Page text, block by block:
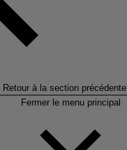
Retour à la section précédente
Fermer le menu principal